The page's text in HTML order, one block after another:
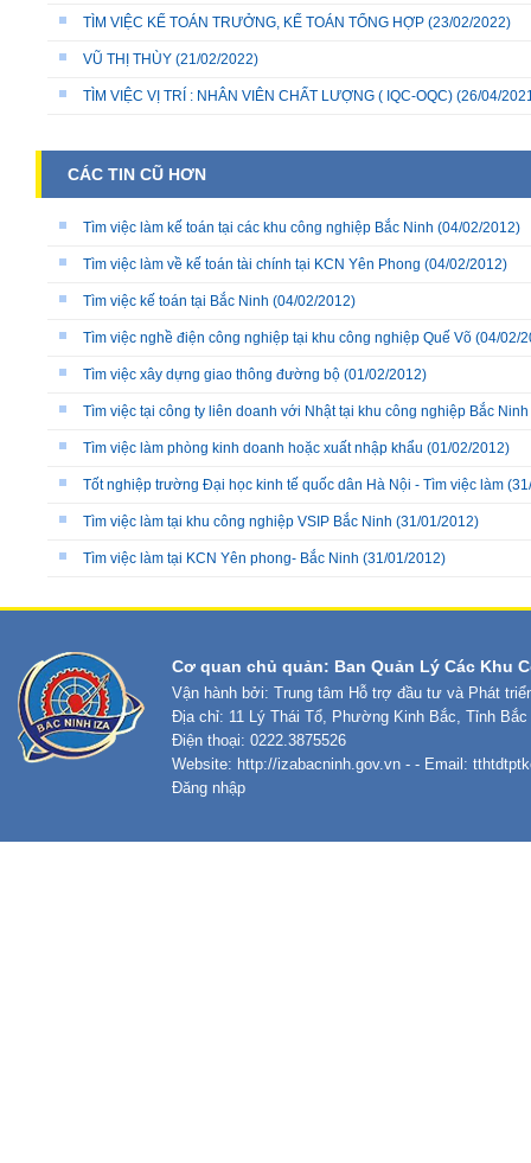
TÌM VIỆC KẾ TOÁN TRƯỞNG, KẾ TOÁN TỔNG HỢP (23/02/2022)
VŨ THỊ THÙY (21/02/2022)
TÌM VIỆC VỊ TRÍ : NHÂN VIÊN CHẤT LƯỢNG ( IQC-OQC) (26/04/
CÁC TIN CŨ HƠN
Tìm việc làm kế toán tại các khu công nghiệp Bắc Ninh (04/02/2012)
Tìm việc làm về kế toán tài chính tại KCN Yên Phong (04/02/2012)
Tìm việc kế toán tại Bắc Ninh (04/02/2012)
Tìm việc nghề điện công nghiệp tại khu công nghiệp Quế Võ (04/02/
Tìm việc xây dựng giao thông đường bộ (01/02/2012)
Tìm việc tại công ty liên doanh với Nhật tại khu công nghiệp Bắc Ninh
Tìm việc làm phòng kinh doanh hoặc xuất nhập khẩu (01/02/2012)
Tốt nghiệp trường Đại học kinh tế quốc dân Hà Nội - Tìm việc làm
Tìm việc làm tại khu công nghiệp VSIP Bắc Ninh (31/01/2012)
Tìm việc làm tại KCN Yên phong- Bắc Ninh (31/01/2012)
Cơ quan chủ quản: Ban Quản Lý Các Khu
Vận hành bởi: Trung tâm Hỗ trợ đầu tư và Phát
Địa chỉ: 11 Lý Thái Tổ, Phường Kinh Bắc, Tỉnh Bắc
Điện thoại: 0222.3875526
Website: http://izabacninh.gov.vn - - Email:
Đăng nhập